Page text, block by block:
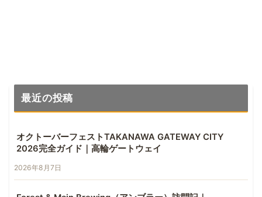
最近の投稿
オクトーバーフェストTAKANAWA GATEWAY CITY
2026完全ガイド｜高輪ゲートウェイ
2026年8月7日